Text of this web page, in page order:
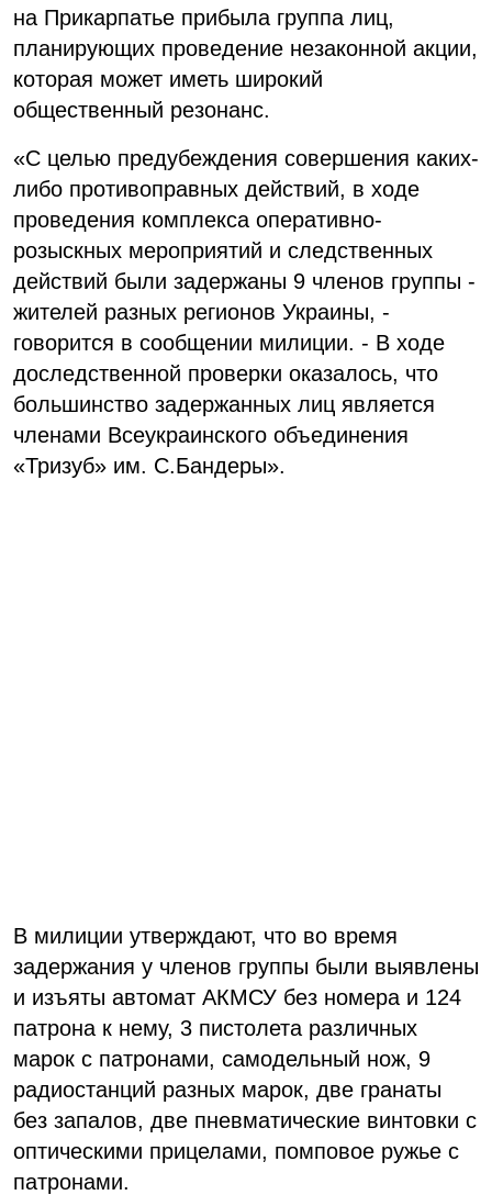
на Прикарпатье прибыла группа лиц,
планирующих проведение незаконной акции,
которая может иметь широкий
общественный резонанс.
«С целью предубеждения совершения каких-
либо противоправных действий, в ходе
проведения комплекса оперативно-
розыскных мероприятий и следственных
действий были задержаны 9 членов группы -
жителей разных регионов Украины, -
говорится в сообщении милиции. - В ходе
доследственной проверки оказалось, что
большинство задержанных лиц является
членами Всеукраинского объединения
«Тризуб» им. С.Бандеры».
В милиции утверждают, что во время
задержания у членов группы были выявлены
и изъяты автомат АКМСУ без номера и 124
патрона к нему, 3 пистолета различных
марок с патронами, самодельный нож, 9
радиостанций разных марок, две гранаты
без запалов, две пневматические винтовки с
оптическими прицелами, помповое ружье с
патронами.